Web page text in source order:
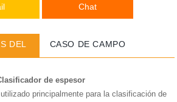
Chat
DEL CASO DE CAMPO
de espesor
principalmente para la clasificación de